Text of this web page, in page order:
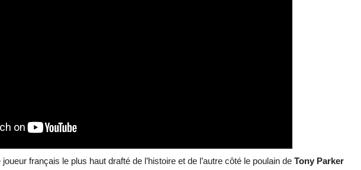
français le plus haut drafté de l’histoire et de l’autre côté le poulain de Tony Parker